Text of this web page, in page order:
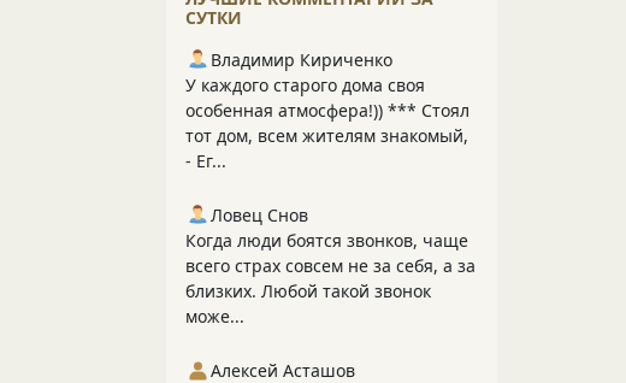
СУТКИ
Владимир Кириченко
У каждого старого дома своя
особенная атмосфера!)) *** Стоял
тот дом, всем жителям знакомый,
- Ег...
Ловец Снов
Когда люди боятся звонков, чаще
всего страх совсем не за себя, а за
близких. Любой такой звонок
може...
Алексей Асташов